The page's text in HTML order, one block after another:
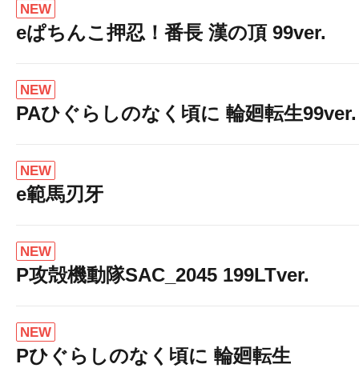
NEW
eぱちんこ押忍！番長 漢の頂 99ver.
NEW
PAひぐらしのなく頃に 輪廻転生99ver.
NEW
e範馬刃牙
NEW
P攻殻機動隊SAC_2045 199LTver.
NEW
Pひぐらしのなく頃に 輪廻転生